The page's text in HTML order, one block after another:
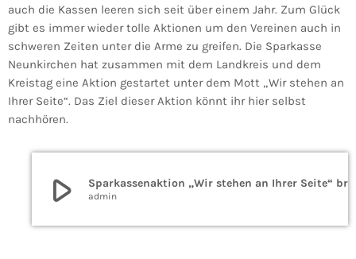
auch die Kassen leeren sich seit über einem Jahr. Zum Glück
gibt es immer wieder tolle Aktionen um den Vereinen auch in
schweren Zeiten unter die Arme zu greifen. Die Sparkasse
Neunkirchen hat zusammen mit dem Landkreis und dem
Kreistag eine Aktion gestartet unter dem Mott „Wir stehen an
Ihrer Seite“. Das Ziel dieser Aktion könnt ihr hier selbst
nachhören.
play_arrow admin